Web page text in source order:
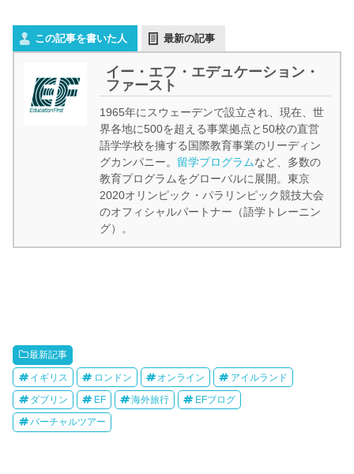
この記事を書いた人 最新の記事
イー・エフ・エデュケーション・
ファースト
1965年にスウェーデンで設立され、現在、世
界各地に500を超える事業拠点と50校の直営
語学学校を擁する国際教育事業のリーディン
グカンパニー。 留学プログラムなど、多数の
教育プログラムをグローバルに展開。東京
2020オリンピック・パラリンピック競技大会
のオフィシャルパートナー（語学トレーニン
グ）。
最新記事
イギリス ロンドン オンライン アイルランド
ダブリン EF 海外旅行 EFブログ
バーチャルツアー